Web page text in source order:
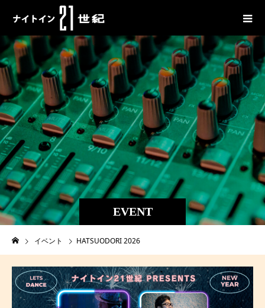
EVENT
イベント HATSUODORI 2026